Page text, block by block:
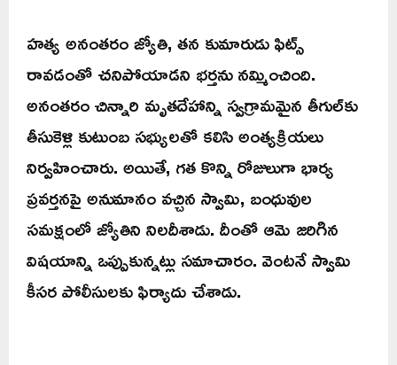
హత్య అనంతరం జ్యోతి, తన కుమారుడు ఫిట్స్
రావడంతో చనిపోయాడని భర్తను నమ్మించింది.
అనంతరం చిన్నారి మృతదేహాన్ని స్వగ్రామమైన తీగుల్‌కు
తీసుకెళ్లి కుటుంబ సభ్యులతో కలిసి అంత్యక్రియలు
నిర్వహించారు. అయితే, గత కొన్ని రోజులుగా భార్య
ప్రవర్తనపై అనుమానం వచ్చిన స్వామి, బంధువుల
సమక్షంలో జ్యోతిని నిలదీశాడు. దీంతో ఆమె జరిగిన
విషయాన్ని ఒప్పుకున్నట్లు సమాచారం. వెంటనే స్వామి
కీసర పోలీసులకు ఫిర్యాదు చేశాడు.